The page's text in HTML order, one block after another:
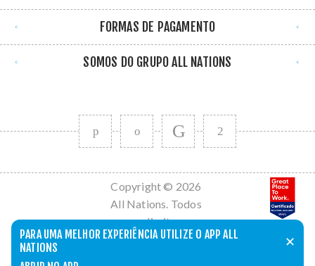
PARA UMA MELHOR EXPERIÊNCIA UTILIZE O APP ALL
NATIONS
✕
FORMAS DE PAGAMENTO
SOMOS DO GRUPO ALL NATIONS
Copyright © 2026
All Nations. Todos
os direitos
reservados.